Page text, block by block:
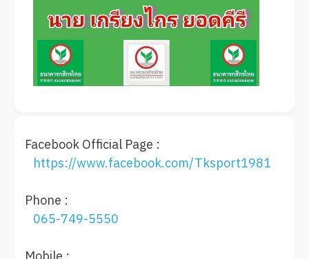
Facebook Official Page :
https://www.facebook.com/Tksport1981
Phone :
065-749-5550
Mobile :